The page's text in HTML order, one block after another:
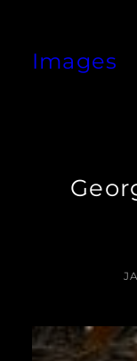
contenu
Images